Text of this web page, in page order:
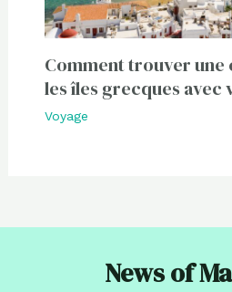
Comment trouver une
les îles grecques avec
Voyage
News of